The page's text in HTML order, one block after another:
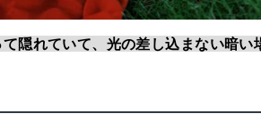
隠れていて、光の差し込まない暗い